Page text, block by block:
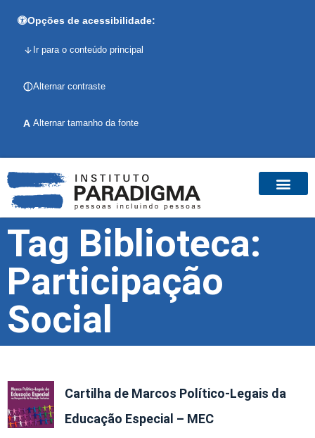
Opções de acessibilidade:
Ir para o conteúdo principal
Alternar contraste
A Alternar tamanho da fonte
Tag Biblioteca:
Participação
Social
Cartilha de Marcos Político-Legais da
Educação Especial – MEC